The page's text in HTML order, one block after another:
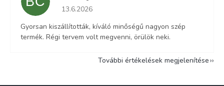
Az áruház értékelése 5-ből 5 csillag.
13.6.2026
Gyorsan kiszállították, kíváló minőségű nagyon szép
termék. Régi tervem volt megvenni, örülök neki.
További értékelések megjelenítése